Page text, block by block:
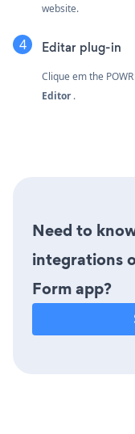
website.
Editar plug-in
Clique em the
Editor.
Need to
integrations
Form app?